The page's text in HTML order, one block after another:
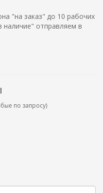
"на заказ" до 10 рабочих
отправляем в
по запросу)